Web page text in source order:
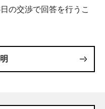
の交渉で回答を行うこ